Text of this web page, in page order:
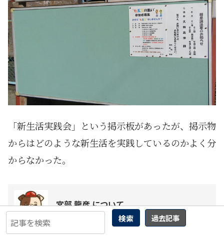
検索 過去記事
「新生活実践会」という掲示板があったが、掲示物
からはどのような新生活を実践しているのかよく分
からなかった。
宮部 龍彦 について
ジャーナリスト、ソフトウェアアーキテク
ト。信州大学工学部卒。 同和行政を中心と